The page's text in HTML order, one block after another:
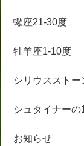
蠍座21-30度
牡羊座1-10度
シリウススト
シュタイナー
お知らせ